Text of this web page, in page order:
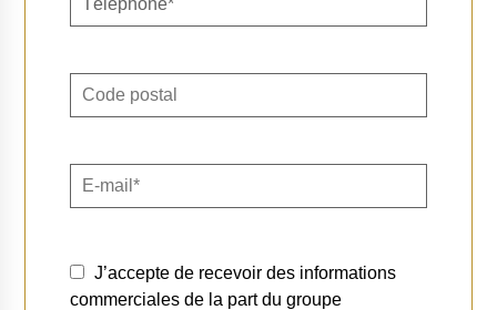
J’accepte de recevoir des informations
commerciales de la part du groupe